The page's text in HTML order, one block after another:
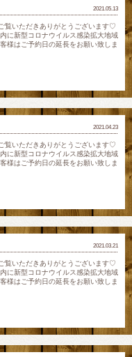
2021.05.13
覧いただきありがとうございます♡
に新型コロナウイルス感染拡大地域
様はご予約日の延長をお願い致しま
2021.04.23
覧いただきありがとうございます♡
に新型コロナウイルス感染拡大地域
様はご予約日の延長をお願い致しま
2021.03.21
覧いただきありがとうございます♡
に新型コロナウイルス感染拡大地域
様はご予約日の延長をお願い致しま